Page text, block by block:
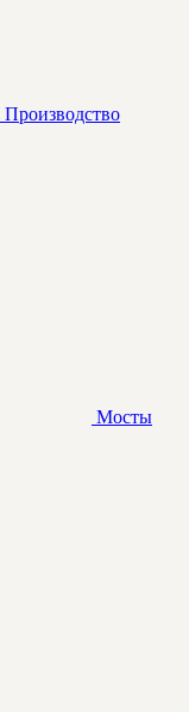
Производство
Мосты